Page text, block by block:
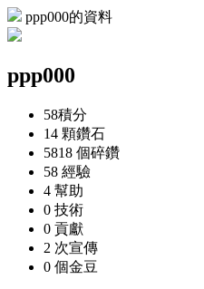
ppp000的資料
ppp000
58積分
14 顆鑽石
5818 個碎鑽
58 經驗
4 幫助
0 技術
0 貢獻
2 次宣傳
0 個金豆